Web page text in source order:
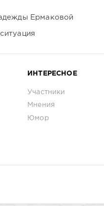
Ермаковой
ИНТЕРЕСНОЕ
Участники
Мнения
Юмор